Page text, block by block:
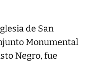
de San
Monumental
Negro, fue